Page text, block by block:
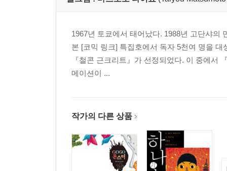
1967년 토쿄에서 태어났다. 1988년 고단샤의
본 [코믹 링크] 특집호에서 독자 5천여 명을 대
『철콘 근크리트』가 선정되었다. 이 중에서
메이션이 ...
작가의 다른 상품